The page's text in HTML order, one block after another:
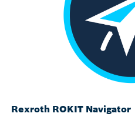
Rexroth ROKIT Navigator